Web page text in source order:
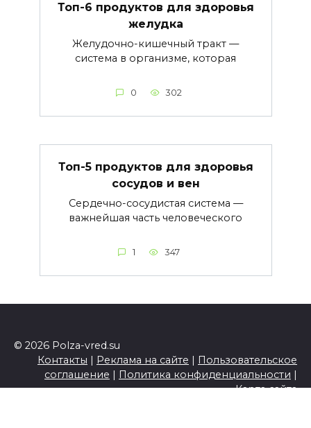
Топ-6 продуктов для здоровья
желудка
Желудочно-кишечный тракт —
система в организме, которая
0 302
Топ-5 продуктов для здоровья
сосудов и вен
Сердечно-сосудистая система —
важнейшая часть человеческого
1 347
© 2026 Polza-vred.su
Контакты | Реклама на сайте | Пользовательское
соглашение | Политика конфиденциальности |
Карта сайта